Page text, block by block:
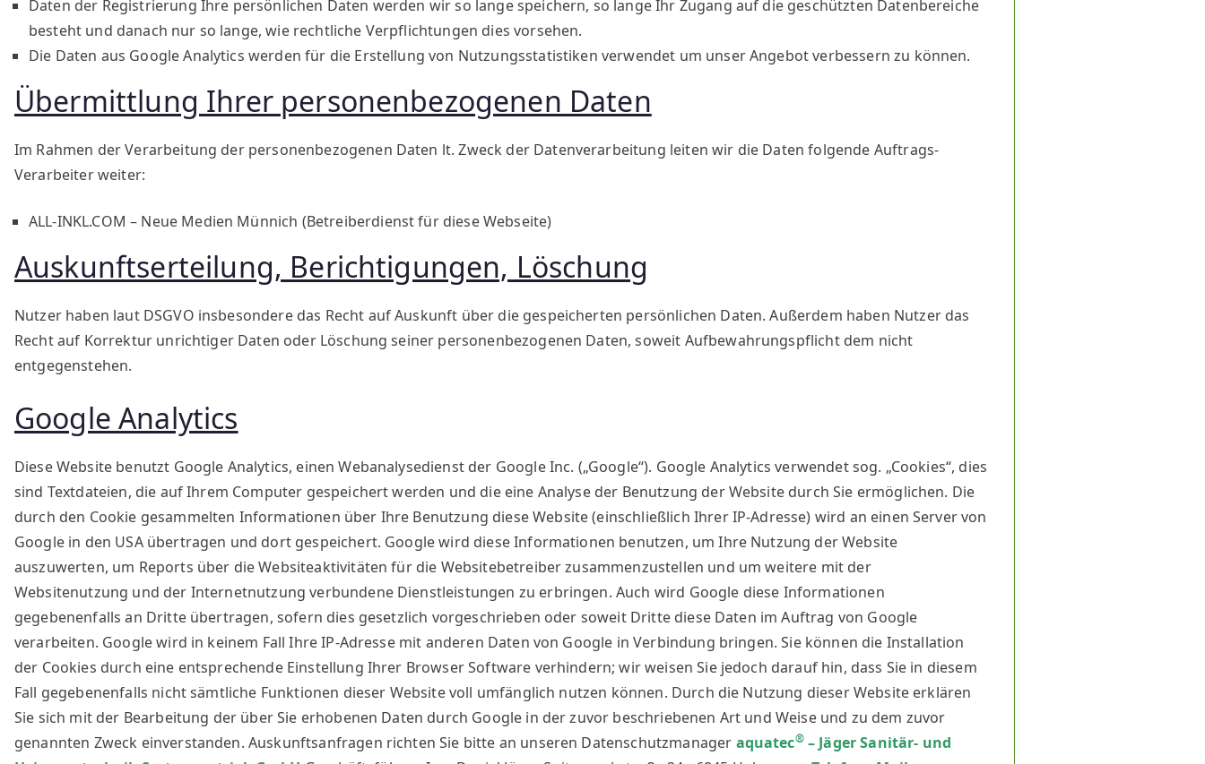
Daten der Registrierung Ihre persönlichen Daten werden wir so lange speichern, so lange Ihr Zugang auf die geschützten Datenbereiche
besteht und danach nur so lange, wie rechtliche Verpflichtungen dies vorsehen.
Die Daten aus Google Analytics werden für die Erstellung von Nutzungsstatistiken verwendet um unser Angebot verbessern zu können.
Übermittlung Ihrer personenbezogenen Daten
Im Rahmen der Verarbeitung der personenbezogenen Daten lt. Zweck der Datenverarbeitung leiten wir die Daten folgende Auftrags-
Verarbeiter weiter:
ALL-INKL.COM – Neue Medien Münnich (Betreiberdienst für diese Webseite)
Auskunftserteilung, Berichtigungen, Löschung
Nutzer haben laut DSGVO insbesondere das Recht auf Auskunft über die gespeicherten persönlichen Daten. Außerdem haben Nutzer das
Recht auf Korrektur unrichtiger Daten oder Löschung seiner personenbezogenen Daten, soweit Aufbewahrungspflicht dem nicht
entgegenstehen.
Google Analytics
Diese Website benutzt Google Analytics, einen Webanalysedienst der Google Inc. („Google“). Google Analytics verwendet sog. „Cookies“, dies
sind Textdateien, die auf Ihrem Computer gespeichert werden und die eine Analyse der Benutzung der Website durch Sie ermöglichen. Die
durch den Cookie gesammelten Informationen über Ihre Benutzung diese Website (einschließlich Ihrer IP-Adresse) wird an einen Server von
Google in den USA übertragen und dort gespeichert. Google wird diese Informationen benutzen, um Ihre Nutzung der Website
auszuwerten, um Reports über die Websiteaktivitäten für die Websitebetreiber zusammenzustellen und um weitere mit der
Websitenutzung und der Internetnutzung verbundene Dienstleistungen zu erbringen. Auch wird Google diese Informationen
gegebenenfalls an Dritte übertragen, sofern dies gesetzlich vorgeschrieben oder soweit Dritte diese Daten im Auftrag von Google
verarbeiten. Google wird in keinem Fall Ihre IP-Adresse mit anderen Daten von Google in Verbindung bringen. Sie können die Installation
der Cookies durch eine entsprechende Einstellung Ihrer Browser Software verhindern; wir weisen Sie jedoch darauf hin, dass Sie in diesem
Fall gegebenenfalls nicht sämtliche Funktionen dieser Website voll umfänglich nutzen können. Durch die Nutzung dieser Website erklären
Sie sich mit der Bearbeitung der über Sie erhobenen Daten durch Google in der zuvor beschriebenen Art und Weise und zu dem zuvor
genannten Zweck einverstanden. Auskunftsanfragen richten Sie bitte an unseren Datenschutzmanager aquatec®– Jäger Sanitär- und